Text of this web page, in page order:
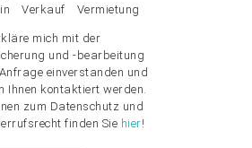
Verkauf Vermietung
mich mit der
und -bearbeitung
einverstanden und
Ihnen kontaktiert werden.
zum Datenschutz und
finden Sie hier!